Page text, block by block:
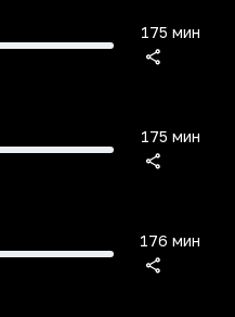
175 мин
175 мин
176 мин